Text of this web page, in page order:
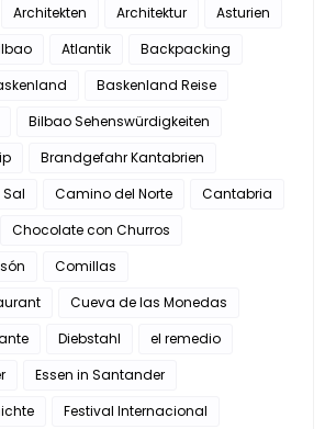
Architekten Architektur
Asturien
Atlantik
Backpacking
Baskenland Reise
Bilbao Sehenswürdigkeiten
Brandgefahr Kantabrien
Camino del Norte
Cantabria
Chocolate con Churros
Comillas
Cueva de las Monedas
Diebstahl
el remedio
Essen in Santander
Festival Internacional